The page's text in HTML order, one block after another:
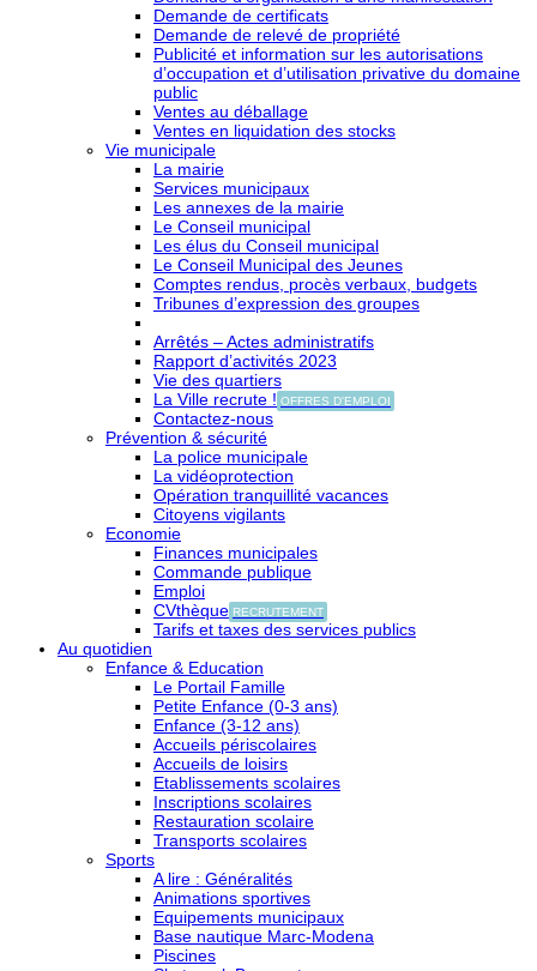
Demande de certificats
Demande de relevé de propriété
Publicité et information sur les autorisations
d’occupation et d’utilisation privative du domaine
public
Ventes au déballage
Ventes en liquidation des stocks
Vie municipale
La mairie
Services municipaux
Les annexes de la mairie
Le Conseil municipal
Les élus du Conseil municipal
Le Conseil Municipal des Jeunes
Comptes rendus, procès verbaux, budgets
Tribunes d’expression des groupes
Arrêtés – Actes administratifs
Rapport d’activités 2023
Vie des quartiers
La Ville recrute ! OFFRES D'EMPLOI
Contactez-nous
Prévention & sécurité
La police municipale
La vidéoprotection
Opération tranquillité vacances
Citoyens vigilants
Economie
Finances municipales
Commande publique
Emploi
CVthèque RECRUTEMENT
Tarifs et taxes des services publics
Au quotidien
Enfance & Education
Le Portail Famille
Petite Enfance (0-3 ans)
Enfance (3-12 ans)
Accueils périscolaires
Accueils de loisirs
Etablissements scolaires
Inscriptions scolaires
Restauration scolaire
Transports scolaires
Sports
A lire : Généralités
Animations sportives
Equipements municipaux
Base nautique Marc-Modena
Piscines